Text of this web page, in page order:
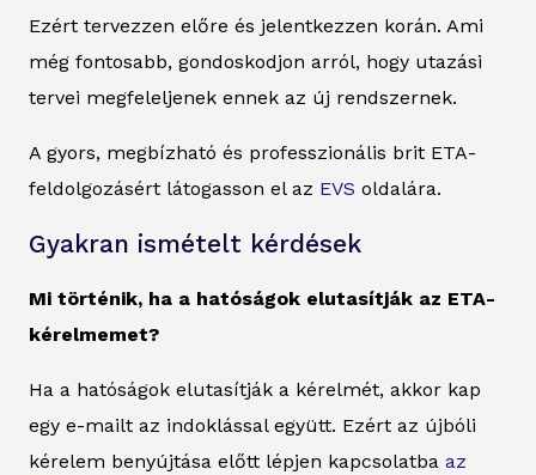
Ezért tervezzen előre és jelentkezzen korán. Ami
még fontosabb, gondoskodjon arról, hogy utazási
tervei megfeleljenek ennek az új rendszernek.
A gyors, megbízható és professzionális brit ETA-
feldolgozásért látogasson el az EVS oldalára.
Gyakran ismételt kérdések
Mi történik, ha a hatóságok elutasítják az ETA-
kérelmemet?
Ha a hatóságok elutasítják a kérelmét, akkor kap
egy e-mailt az indoklással együtt. Ezért az újbóli
kérelem benyújtása előtt lépjen kapcsolatba az